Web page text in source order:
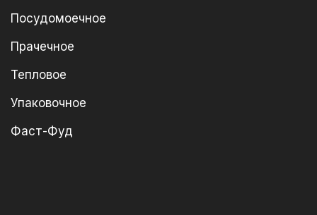
Посудомоечное
Прачечное
Тепловое
Упаковочное
Фаст-Фуд